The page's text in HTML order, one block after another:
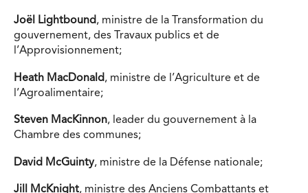
Joël Lightbound, ministre de la Transformation du
gouvernement, des Travaux publics et de
l’Approvisionnement;
Heath MacDonald, ministre de l’Agriculture et de
l’Agroalimentaire;
Steven MacKinnon, leader du gouvernement à la
Chambre des communes;
David McGuinty, ministre de la Défense nationale;
Jill McKnight, ministre des Anciens Combattants et